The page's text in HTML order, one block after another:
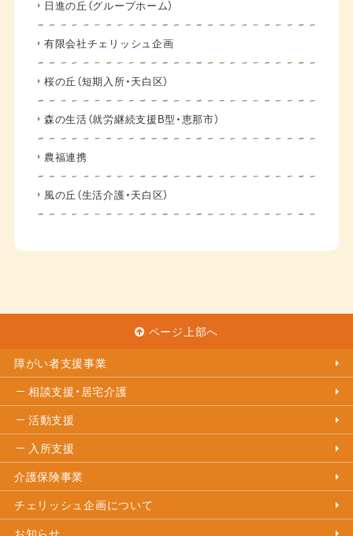
日進の丘（グループホーム）
有限会社チェリッシュ企画
桜の丘（短期入所・天白区）
森の生活（就労継続支援B型・恵那市）
農福連携
風の丘（生活介護・天白区）
ページ上部へ
障がい者支援事業
相談支援・居宅介護
活動支援
入所支援
介護保険事業
チェリッシュ企画について